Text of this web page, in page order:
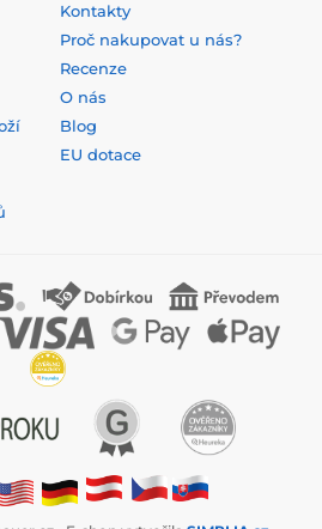
Kontakty
Proč nakupovat u nás?
Recenze
O nás
Blog
EU dotace